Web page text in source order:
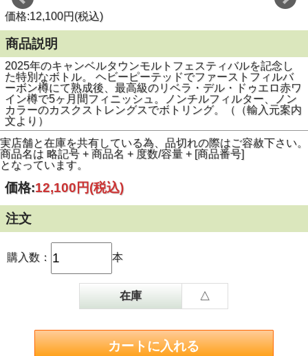
価格:12,100円(税込)
商品説明
2025年のキャンベルタウンモルトフェスティバルを記念し
た特別なボトル。 ヘビーピーテッドでファーストフィルバ
ーボン樽にて熟成後、最高級のリベラ・デル・ドゥエロ赤ワ
イン樽で5ヶ月間フィニッシュ。ノンチルフィルター、ノン
カラーのカスクストレングスでボトリング。（（輸入元案内
文より）
実店舗と在庫を共有している為、品切れの際はご容赦下さい。
商品名は 略記号 + 商品名 + 度数/容量 + [商品番号]
となっています。
価格:12,100円(税込)
注文
購入数： 本
在庫 △